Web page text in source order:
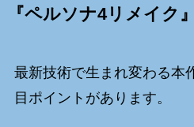
『ペルソナ4リメイク
最新技術で生まれ変わる本
目ポイントがあります。